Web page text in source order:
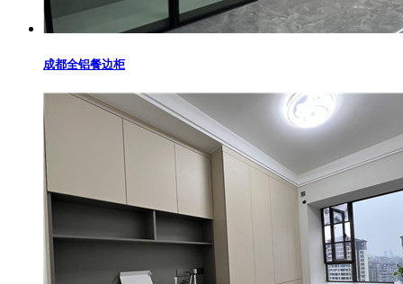
成都全铝餐边柜